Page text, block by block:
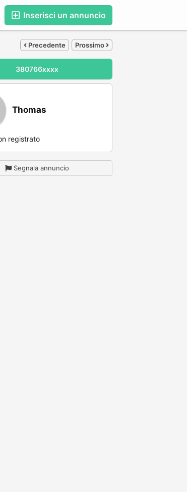
Inserisci un annuncio
Precedente Prossimo
380766xxxx
Thomas
registrato
Segnala annuncio